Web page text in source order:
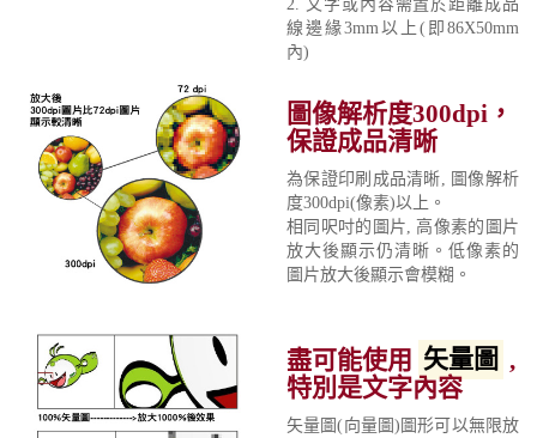
2. 文字或內容需置於距離成品
線邊緣3mm以上(即86X50mm
內)
圖像解析度300dpi，
保證成品清晰
為保證印刷成品清晰, 圖像解析
度300dpi(像素)以上。
相同呎吋的圖片, 高像素的圖片
放大後顯示仍清晰。低像素的
圖片放大後顯示會模糊。
盡可能使用 矢量圖 ,
特別是文字內容
矢量圖(向量圖)圖形可以無限放